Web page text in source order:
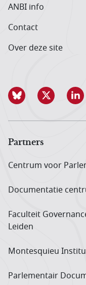
ANBI info
Contact
Over deze site
Partners
Centrum voor
Documentatie
Faculteit
Leiden
Montesquieu
Parlementair